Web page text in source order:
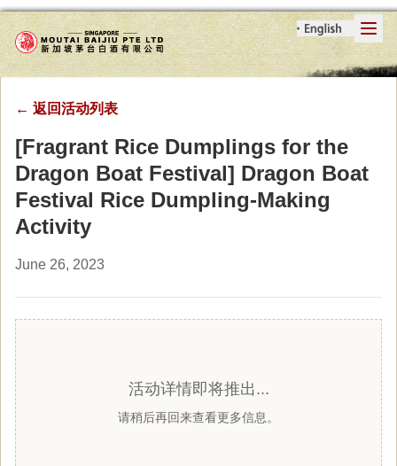
← 返回活动列表
[Fragrant Rice Dumplings for the
Dragon Boat Festival] Dragon Boat
Festival Rice Dumpling-Making
Activity
June 26, 2023
活动详情即将推出...
请稍后再回来查看更多信息。